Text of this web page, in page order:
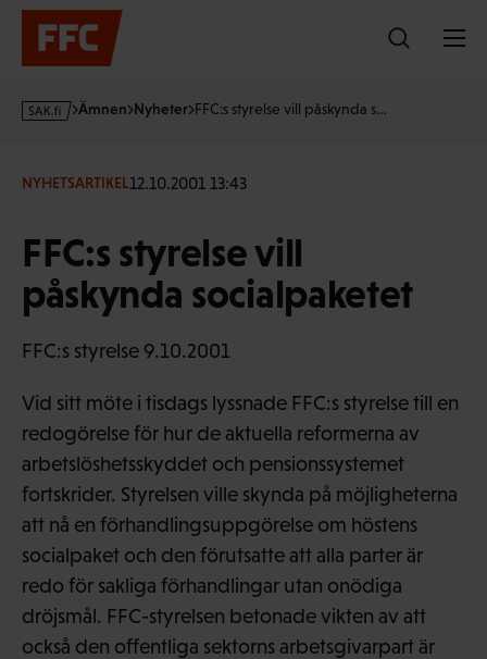
Hoppa
innehållet
s
·
Ämnen Nyheter FFC:s styrelse vill påskynda s…
NYHETSARTIKEL12.10.2001 13:43
FFC:s styrelse vill
påskynda socialpaketet
FFC:s styrelse 9.10.2001
Vid sitt möte i tisdags lyssnade FFC:s styrelse till en
redogörelse för hur de aktuella reformerna av
arbetslöshetsskyddet och pensionssystemet
fortskrider. Styrelsen ville skynda på möjligheterna
att nå en förhandlingsuppgörelse om höstens
socialpaket och den förutsatte att alla parter är
redo för sakliga förhandlingar utan onödiga
dröjsmål. FFC-styrelsen betonade vikten av att
också den offentliga sektorns arbetsgivarpart är